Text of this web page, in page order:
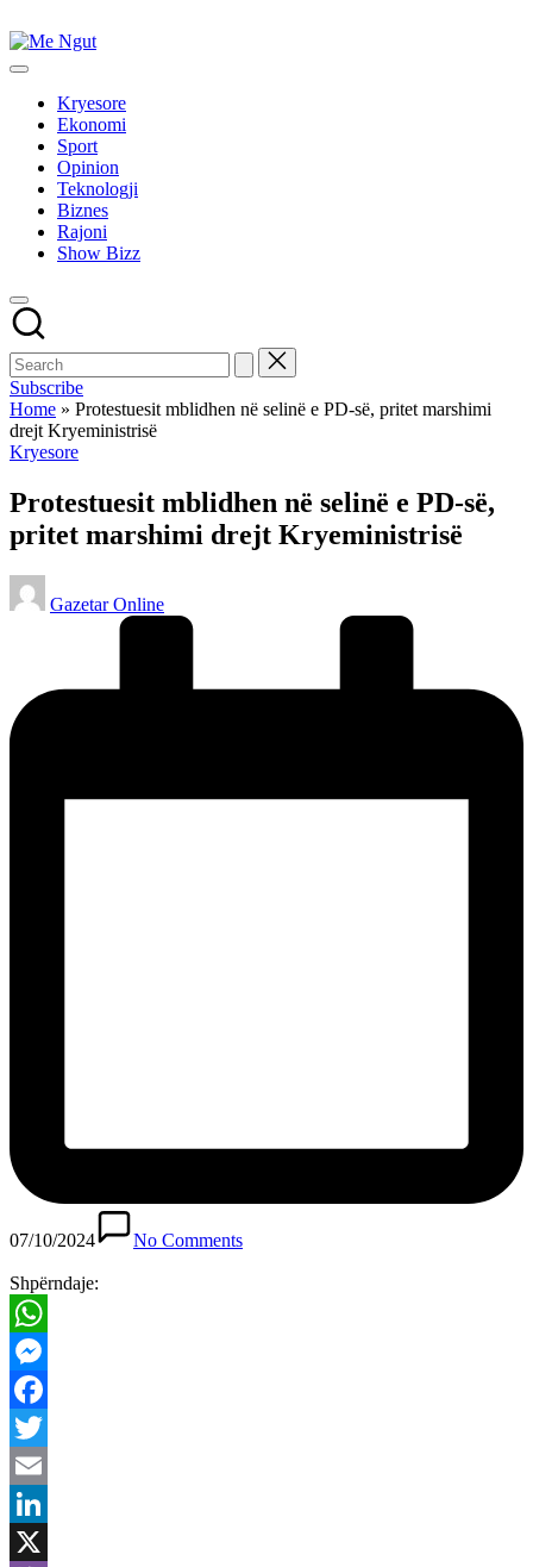
to
content
Me
Këtu
lajmet
ngut
Kryesore
Ekonomi
Sport
Opinion
Teknologji
Biznes
Rajoni
Show Bizz
Subscribe
Home » Protestuesit mblidhen në selinë e PD-së, pritet marshimi
drejt Kryeministrisë
Posted
Kryesore
Protestuesit mblidhen në selinë e PD-së,
pritet marshimi drejt Kryeministrisë
Posted
by
Gazetar Online
07/10/2024 No Comments
Shpërndaje:
WhatsApp
Messenger
Facebook
Twitter
Email
LinkedIn